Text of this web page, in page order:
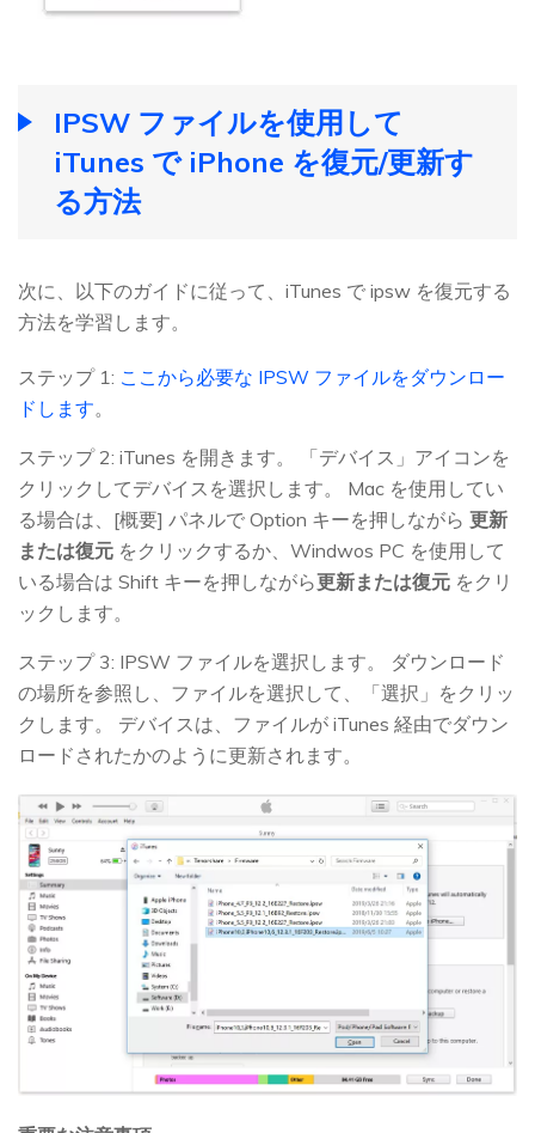
IPSW ファイルを使用して
iTunes で iPhone を復元/更新す
る方法
次に、以下のガイドに従って、iTunes で ipsw を復元する
方法を学習します。
ステップ 1: ここから必要な IPSW ファイルをダウンロー
ドします。
ステップ 2: iTunes を開きます。 「デバイス」アイコンを
クリックしてデバイスを選択します。 Mac を使用してい
る場合は、[概要] パネルで Option キーを押しながら 更新
または復元 をクリックするか、Windwos PC を使用して
いる場合は Shift キーを押しながら更新または復元 をクリ
ックします。
ステップ 3: IPSW ファイルを選択します。 ダウンロード
の場所を参照し、ファイルを選択して、「選択」をクリッ
クします。 デバイスは、ファイルが iTunes 経由でダウン
ロードされたかのように更新されます。